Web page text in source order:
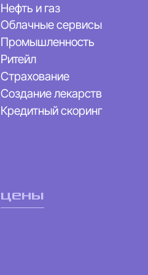
Нефть и газ
Облачные сервисы
Промышленность
Ритейл
Страхование
Создание лекарств
Кредитный скоринг
цены